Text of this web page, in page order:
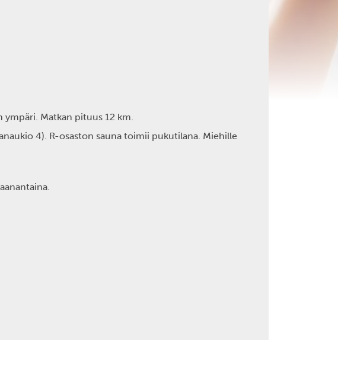
Matkan pituus 12 km.
4). R-osaston sauna toimii pukutilana. Miehille